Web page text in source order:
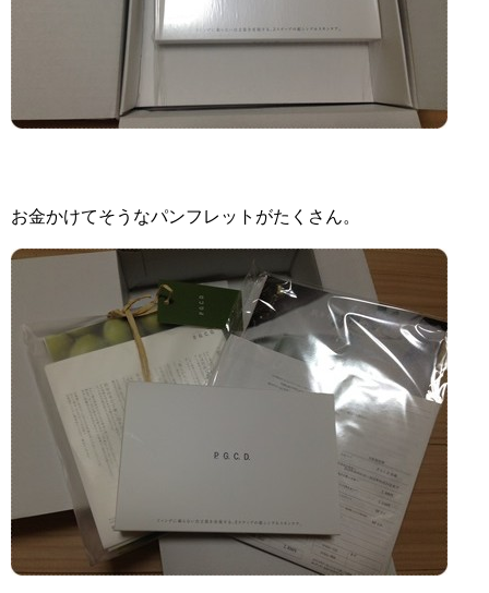
お金かけてそうなパンフレットがたくさん。